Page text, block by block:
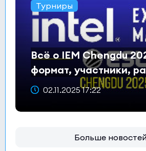
Турниры
Всё о IEM Chengdu
формат, участники,
и призовой фонд
02.11.2025 17:22
Больше